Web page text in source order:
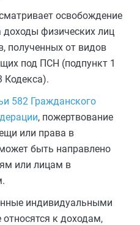
освобождение
физических лиц
полученных от видов
под ПСН (подпункт 1
Кодекса).
582 Гражданского
, пожертвование
или права в
быть направлено
или лицам в
индивидуальными
к доходам,